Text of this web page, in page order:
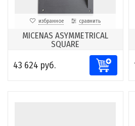
избранное сравнить
MICENAS ASYMMETRICAL
SQUARE
43 624 руб.